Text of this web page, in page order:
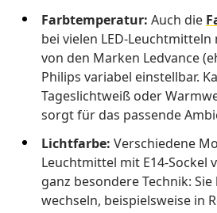
Farbtemperatur: Auch die
bei vielen LED-Leuchtmitteln
von den Marken Ledvance
Philips variabel einstellbar.
Tageslichtweiß oder
sorgt für das passende
Lichtfarbe: Verschiedene
Leuchtmittel mit E14-Sockel
ganz besondere Technik:
wechseln, beispielsweise in